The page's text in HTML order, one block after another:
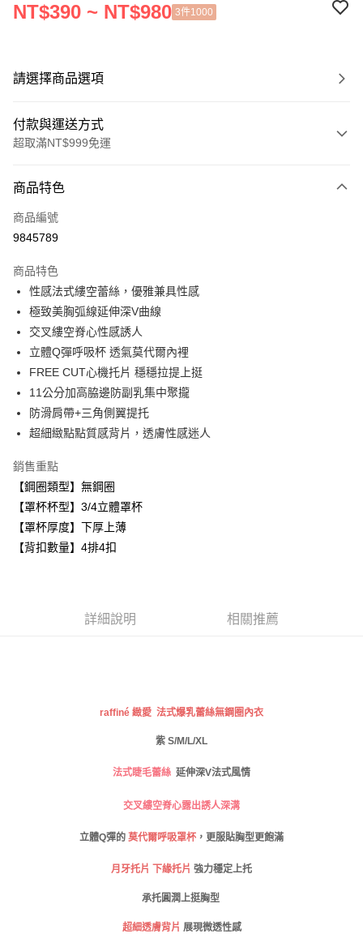
NT$390 ~ NT$980 3件1000
請選擇商品選項
付款與運送方式
超取滿NT$999免運
信用卡一次付款
超商取貨付款
Apple Pay
悠遊付
全盈+PAY
AFTEE先享後付
相關說明
【關於「AFTEE先享後付」】
AFTEE先享後付是「在收到商品之後才付款」的支付方式。 讓您購物簡單
１．簡單：不需註冊會員、不需綁卡、不需儲值。
２．便利：只要手機號碼，簡訊認證，即可結帳。
３．安心：先確認商品／服務後，再付款。
１．於結帳方式選擇「AFTEE先享後付」後，將跳轉至「AFTEE先享後付」
結帳頁面，進行簡訊認證並確認金額後，即可完成結帳。
購買商品的店家。未經商家同意取消之訂單仍視為有效，需透過AFTEE先享
易，需依本服務之必要範圍內提供個人資料，並將交易相關給付款項請求債
２．關於個人資料處理事宜，請瀏覽以下網址：
https://aftee.tw/terms/#terms3
「AFTEE先享後付」，若未經同意申辦者引起之損失，本公司不負相關責
４．使用「AFTEE先享後付」時，將依據個別帳號之用戶狀況，依本公司即
請求用戶進行身份認證。
恩沛科技股份有限公司將有權停止該用戶之使用額度並採取法律行動。
ATM付款
運送方式
全家取貨付款
每筆NT$80，滿NT$999(含以上)免運費
付款後全家取貨
每筆NT$80，滿NT$999(含以上)免運費
商品特色
商品編號
9845789
商品特色
性感法式縷空蕾絲，優雅兼具性感
極致美胸弧線延伸深V曲線
交叉縷空脊心性感誘人
立體Q彈呼吸杯 透氣莫代爾內裡
FREE CUT心機托片 穩穩拉提上挺
11公分加高脇邊防副乳集中聚攏
防滑肩帶+三角側翼提托
超細緻點點質感背片，透膚性感迷人
銷售重點
【鋼圈類型】無鋼圈
【罩杯杯型】3/4立體罩杯
【罩杯厚度】下厚上薄
【背扣數量】4排4扣
詳細說明 相關推薦
raffiné 緻愛 法式爆乳蕾絲無鋼圈內衣
紫 S/M/L/XL
法式睫毛蕾絲 延伸深V法式風情
交叉縷空脊心露出誘人深溝
立體Q彈的 莫代爾呼吸罩杯 ，更服貼胸型更飽滿
月牙托片 下緣托片 強力穩定上托
承托圓潤上挺胸型
超細透膚背片 展現微透性感